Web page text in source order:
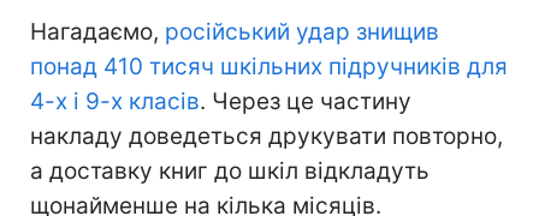
Нагадаємо, російський удар знищив
понад 410 тисяч шкільних підручників для
4-х і 9-х класів. Через це частину
накладу доведеться друкувати повторно,
а доставку книг до шкіл відкладуть
щонайменше на кілька місяців.